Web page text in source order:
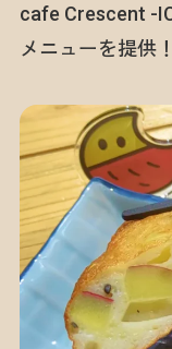
cafe Crescent -
メニューを提供！